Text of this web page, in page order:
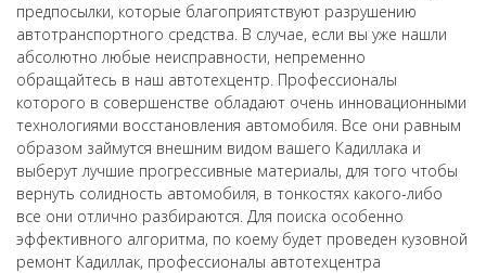
предпосылки, которые благоприятствуют разрушению
автотранспортного средства. В случае, если вы уже нашли
абсолютно любые неисправности, непременно
обращайтесь в наш автотехцентр. Профессионалы
которого в совершенстве обладают очень инновационными
технологиями восстановления автомобиля. Все они равным
образом займутся внешним видом вашего Кадиллака и
выберут лучшие прогрессивные материалы, для того чтобы
вернуть солидность автомобиля, в тонкостях какого-либо
все они отлично разбираются. Для поиска особенно
эффективного алгоритма, по коему будет проведен кузовной
ремонт Кадиллак, профессионалы автотехцентра